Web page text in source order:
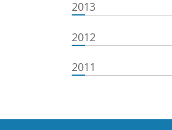
2013
2012
2011